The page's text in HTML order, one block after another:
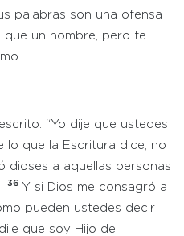
palabras son una ofensa
que un hombre, pero te
“Yo dije que ustedes
lo que la Escritura dice, no
dioses a aquellas personas
36 Y si Dios me consagró a
pueden ustedes decir
que soy Hijo de